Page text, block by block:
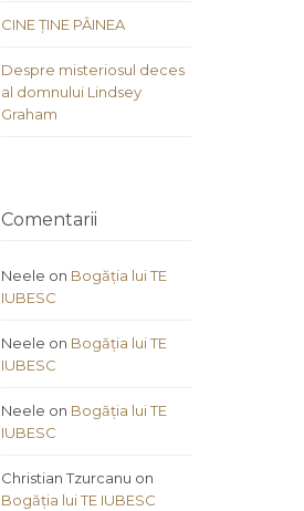
CINE ȚINE PÂINEA
Despre misteriosul deces
al domnului Lindsey
Graham
Comentarii
Neele on Bogăția lui TE
IUBESC
Neele on Bogăția lui TE
IUBESC
Neele on Bogăția lui TE
IUBESC
Christian Tzurcanu on
Bogăția lui TE IUBESC